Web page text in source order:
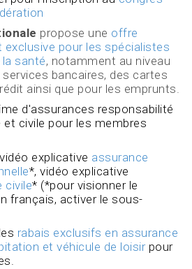
propose une offre
exclusive pour les spécialistes
santé, notamment au niveau
bancaires, des cartes
ainsi que pour les emprunts.
d'assurances responsabilité
civile pour les membres
explicative assurance
*, vidéo explicative
civile* (*pour visionner le
français, activer le sous-
rabais exclusifs en assurance
et véhicule de loisir pour